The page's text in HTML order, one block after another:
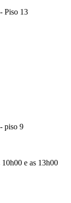
Piso 13
piso 9
10h00 e as 13h00